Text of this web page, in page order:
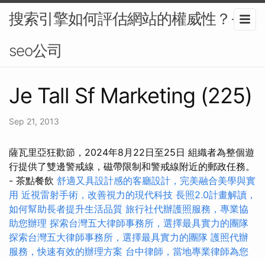
搜索引擎如何評估網站的權威性？-
seo公司
Je Tall Sf Marketing (225)
Sep 21, 2013
薩瓦里亞狂歡節，2024年8月22日至25日 組織者為整個遊
行提供了雙邊警戒線，磁帶限制和警戒線附近的郵政任務。
- 茶點餐飲 舒適又具設計感的客廳設計，完美融合美學與實
用 近視雷射手術，改善視力的現代科技 長照2.0計畫解讀，
如何幫助長者提升生活品質 旅行社代辦護照服務，專業協
助您辦理 探索台灣五大律師事務所，選擇最具實力的團隊
探索台灣五大律師事務所，選擇最具實力的團隊 護照代辦
服務，快速有效的辦理方案 台中律師，當地專業律師為您